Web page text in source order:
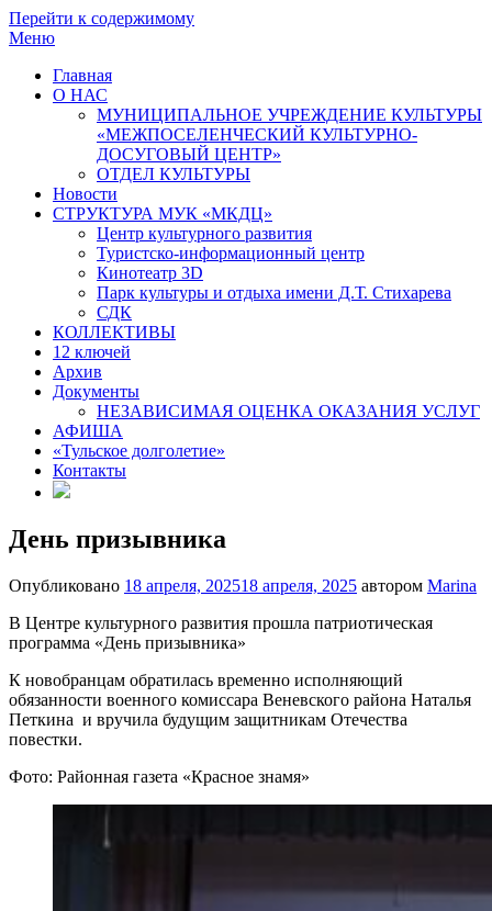
Перейти к содержимому
Меню
Главная
О НАС
МУНИЦИПАЛЬНОЕ УЧРЕЖДЕНИЕ КУЛЬТУРЫ
«МЕЖПОСЕЛЕНЧЕСКИЙ КУЛЬТУРНО-
ДОСУГОВЫЙ ЦЕНТР»
ОТДЕЛ КУЛЬТУРЫ
Новости
СТРУКТУРА МУК «МКДЦ»
Центр культурного развития
Туристско-информационный центр
Кинотеатр 3D
Парк культуры и отдыха имени Д.Т. Стихарева
СДК
КОЛЛЕКТИВЫ
12 ключей
Архив
Документы
НЕЗАВИСИМАЯ ОЦЕНКА ОКАЗАНИЯ УСЛУГ
АФИША
«Тульское долголетие»
Контакты
День призывника
Опубликовано 18 апреля, 202518 апреля, 2025 автором Marina
В Центре культурного развития прошла патриотическая
программа «День призывника»
К новобранцам обратилась временно исполняющий
обязанности военного комиссара Веневского района Наталья
Петкина и вручила будущим защитникам Отечества
повестки.
Фото: Районная газета «Красное знамя»